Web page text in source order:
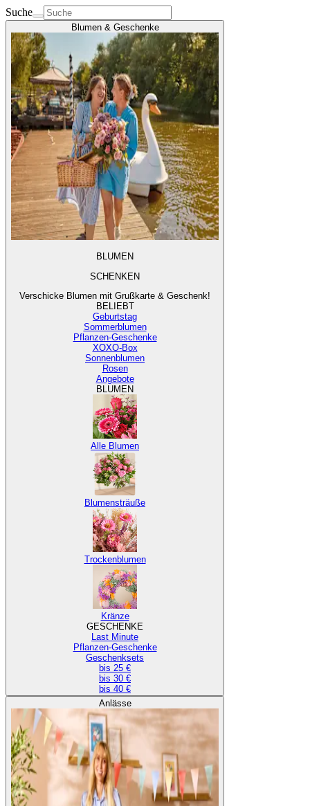
Suche
Blumen & Geschenke
BLUMEN
SCHENKEN
Verschicke Blumen mit Grußkarte & Geschenk!
BELIEBT
Geburtstag
Sommerblumen
Pflanzen-Geschenke
XOXO-Box
Sonnenblumen
Rosen
Angebote
BLUMEN
Alle Blumen
Blumensträuße
Trockenblumen
Kränze
GESCHENKE
Last Minute
Pflanzen-Geschenke
Geschenksets
bis 25 €
bis 30 €
bis 40 €
Anlässe